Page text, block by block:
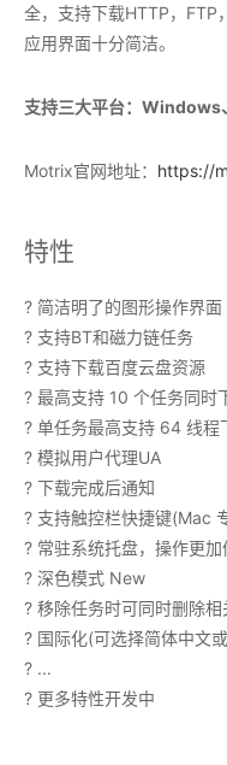
全，支持下载HTTP，
应用界面十分简洁。
支持三大平台：
Motrix官网地址： https://
特性
? 简洁明了的图形操作界面
? 支持BT和磁力链任务
? 支持下载百度云盘资源
? 最高支持 10 个任务同时
? 单任务最高支持 64 线程
? 模拟用户代理UA
? 下载完成后通知
? 支持触控栏快捷键(Mac
? 常驻系统托盘，操作更加
? 深色模式 New
? 移除任务时可同时删除相
? 国际化(可选择简体中文
? ...
? 更多特性开发中